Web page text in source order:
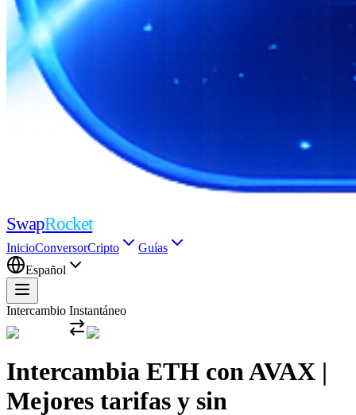
SwapRocket
InicioConversorCripto
Guías
Español
Intercambio Instantáneo
Intercambia ETH con AVAX |
Mejores tarifas y sin